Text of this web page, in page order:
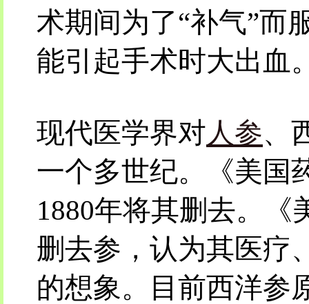
术期间为了“补气”而
能引起手术时大出血
现代医学界对人参、
一个多世纪。《美国
1880年将其删去。《
删去参，认为其医疗
的想象。目前西洋参